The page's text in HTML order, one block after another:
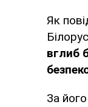
Як
вглиб
За